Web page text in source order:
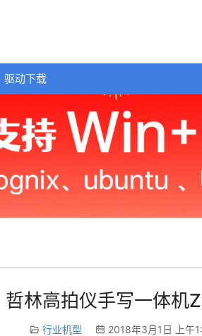
驱动下载
哲林高拍仪手写一体机
行业机型 2018年3月1日 上午